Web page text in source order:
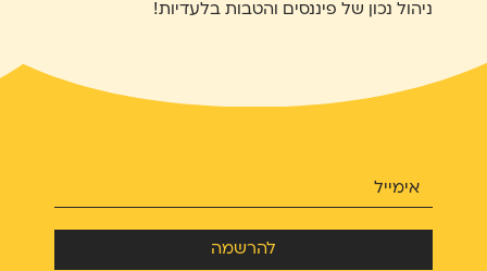
ניהול נכון של פיננסים והטבות בלעדיות!
להרשמה